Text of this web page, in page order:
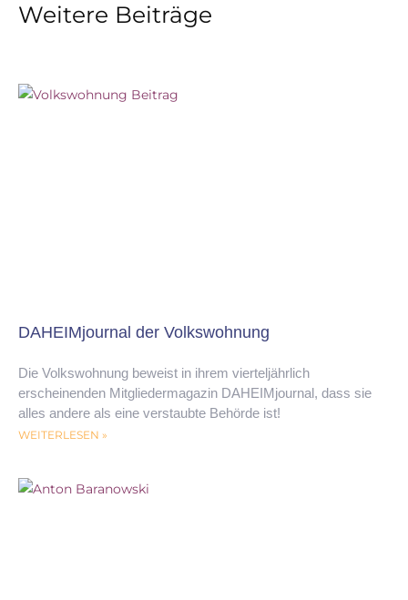
Weitere Beiträge
DAHEIMjournal der Volkswohnung
Die Volkswohnung beweist in ihrem vierteljährlich
erscheinenden Mitgliedermagazin DAHEIMjournal, dass sie
alles andere als eine verstaubte Behörde ist!
WEITERLESEN »